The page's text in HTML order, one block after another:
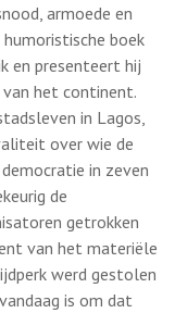
armoede en
boek
en presenteert hij
het continent.
in Lagos,
over wie de
in zeven
de
getrokken
van het materiële
werd gestolen
is om dat